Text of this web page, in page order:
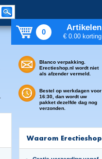
0 Artikelen
€ 0.00 korting
Blanco verpakking.
Erectieshop.nl wordt niet
als afzender vermeld.
Bestel op werkdagen voor
16:30, dan wordt uw
pakket dezelfde dag nog
verzonden.
Waarom Erectieshop